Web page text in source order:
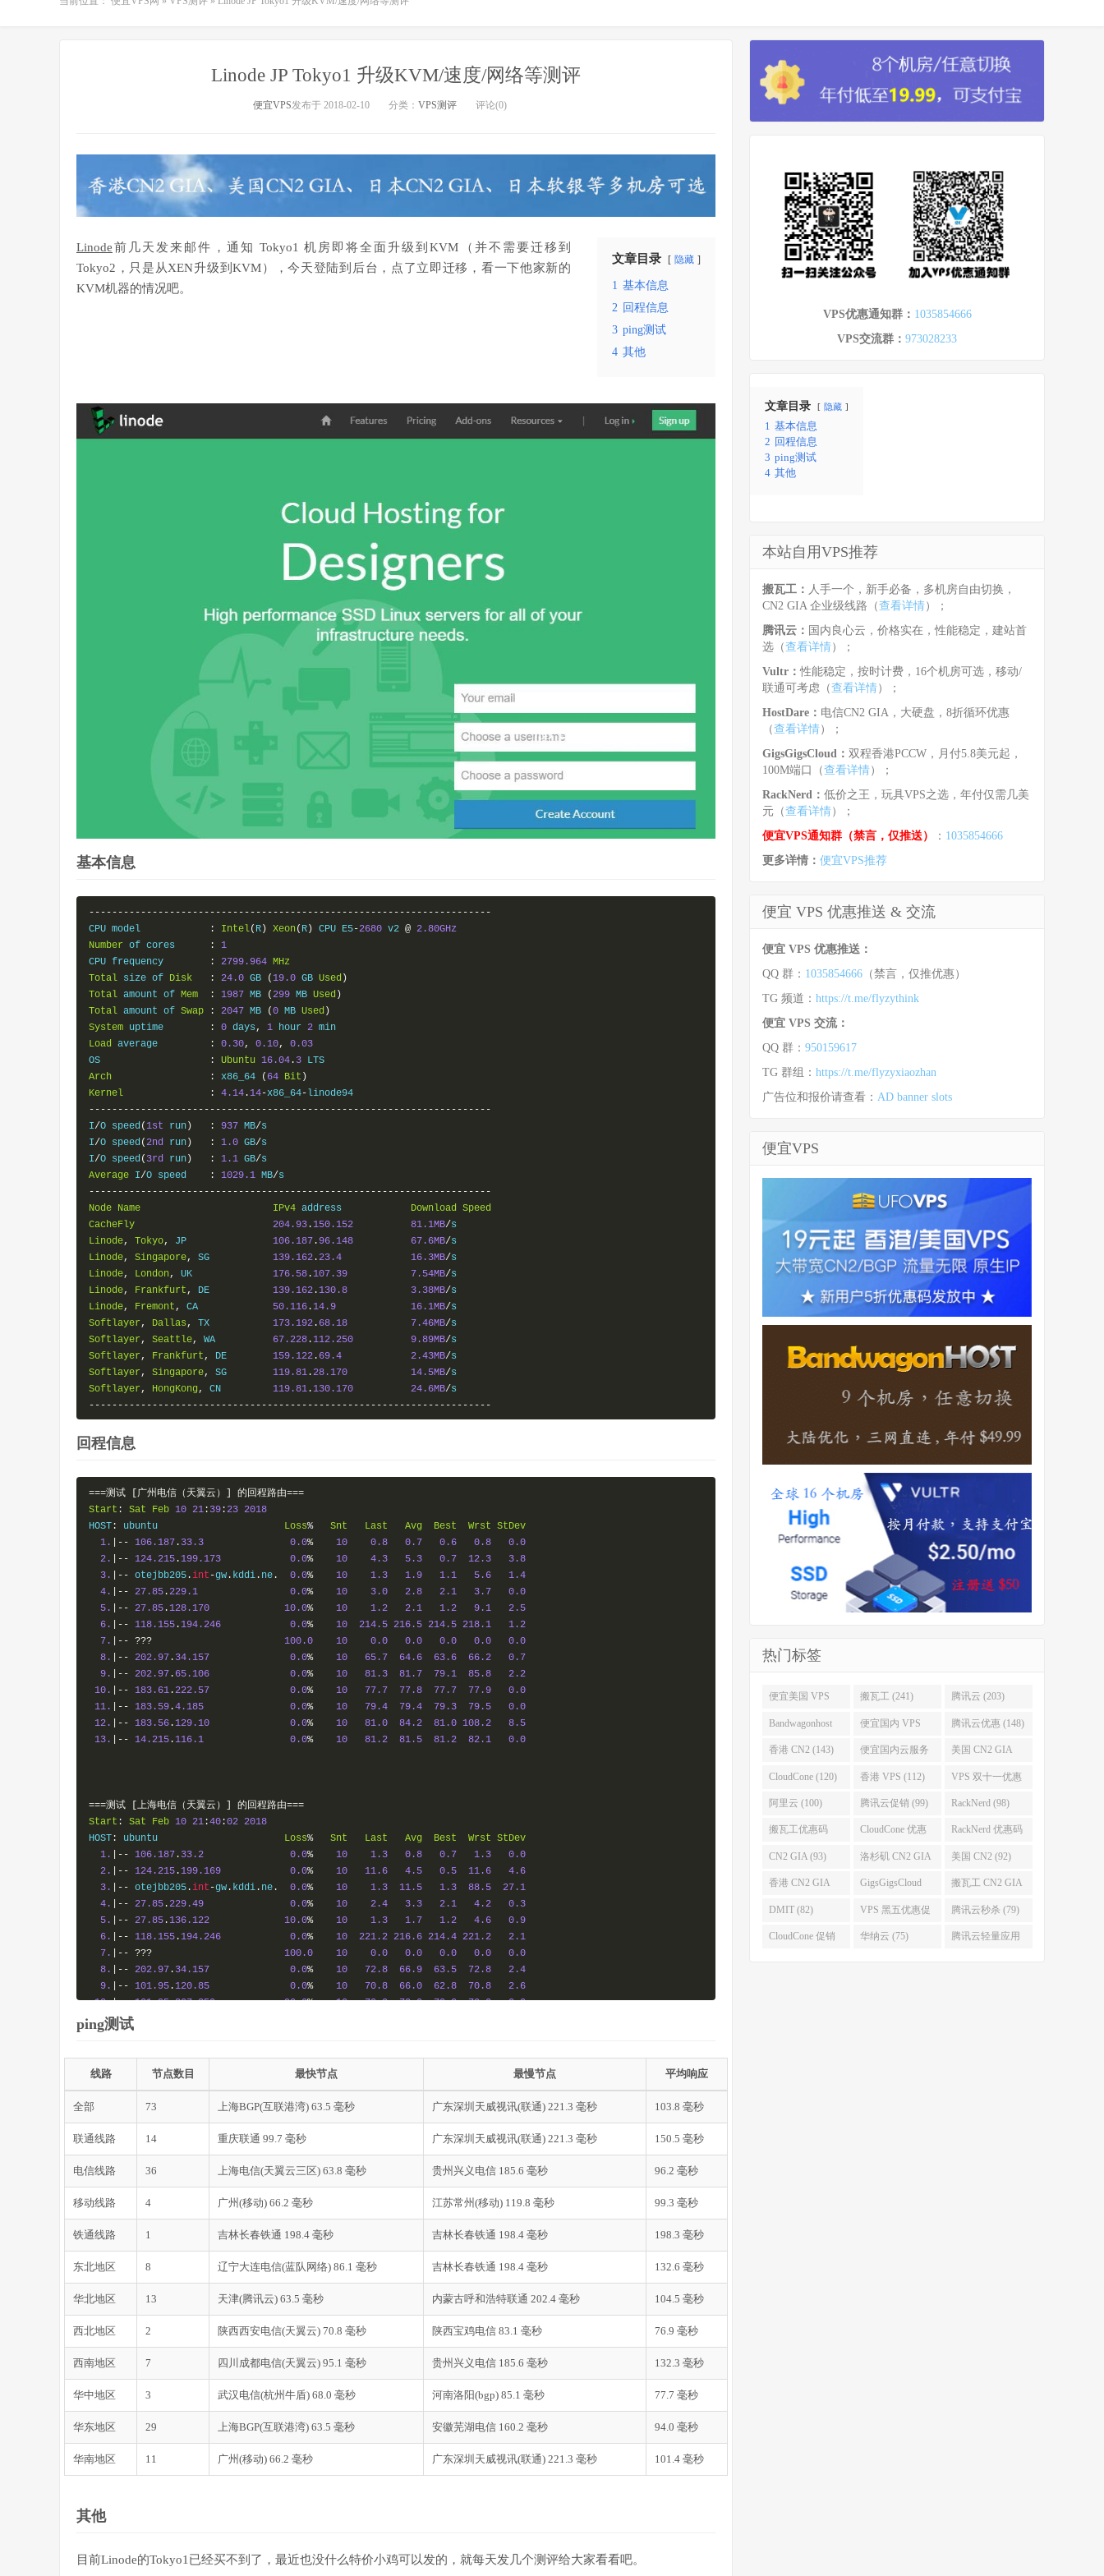
Linode JP Tokyo1 升级KVM/速度/网络等测评
便宜VPS发布于 2018-02-10 分类： VPS测评 评论(0)
文章目录 隐藏
1 基本信息
2
回程信息
3 ping测试
4 其他
Linode前几天发来邮件，通知 Tokyo1 机房即将全面升级到KVM（并不需要迁移到
Tokyo2，只是从XEN升级到KVM），今天登陆到后台，点了立即迁移，看一下他家新的
KVM机器的情况吧。
基本信息
----------------------------------------------------------------------
CPU model
: Intel( R) Xeon( R) CPU E5-2680 v2 @ 2.80GHz
Number of cores :
1
CPU frequency
: 2799.964 MHz
Total size of Disk : 24.0 GB ( 19.0 GB Used )
Total amount of Mem : 1987 MB (299 MB Used )
Total amount of Swap : 2047 MB (0 MB Used )
System uptime : 0 days , 1 hour 2
Load
average : 0.30, 0.10,
0.03
OS
: Ubuntu 16.04 . 3
Arch
: x86_64 ( 64 Bit )
Kernel
: 4.14 . 14-x86_64-
----------------------------------------------------------------------
I/O speed ( 1st run) : 937 MB/s
I/O speed (2nd run) : 1.0 GB/s
I/O speed ( 3rd run) : 1.1 GB/
Average I/O speed : 1029.1 MB/
----------------------------------------------------------------------
Node Name IPv4 address Download
Speed
CacheFly
204.93 . 150.152 81.1MB/
Linode, Tokyo, JP 106.187 .96.148 67.6MB/
Linode, Singapore, SG 139.162 .23.4 16.3MB/
Linode, London, UK 176.58 . 107.39 7.54MB/
Linode, Frankfurt , DE 139.162 . 130.8 3.38MB/
Linode, Fremont , CA 50.116 . 14.9 16.1MB/
Softlayer , Dallas , TX 173.192 . 68.18 7.46MB/
Softlayer , Seattle, WA 67.228 . 112.250 9.89MB/
Softlayer , Frankfurt , DE 159.122 . 69.4 2.43MB/
Softlayer , Singapore, SG 119.81 .28.170 14.5MB/
Softlayer , HongKong, CN 119.81 . 130.170 24.6MB/
----------------------------------------------------------------------
回程信息
===测试 [广州电信（天翼云）]
的回程路由===
Start : Sat Feb 10 21 : 39 :23 2018
HOST : ubuntu Loss% Snt Last Avg Best Wrst StDev
1.
|-- 106.187 . 33.3 0.0% 10 0.8 0.7 0.6 0.8
0.0
2.
|-- 124.215 . 199.173 0.0% 10 4.3 5.3 0.7 12.3
3.8
3.
|-- otejbb205 .int -gw . kddi . ne . 0.0% 10 1.3 1.9 1.1 5.6
1.4
4.
|-- 27.85 .229.1 0.0% 10 3.0 2.8 2.1 3.7
0.0
5.
|-- 27.85 . 128.170 10.0% 10 1.2 2.1 1.2 9.1
2.5
6.
|-- 118.155 . 194.246 0.0% 10 214.5 216.5 214.5 218.1
1.2
7.
|-- ??? 100.0 10 0.0 0.0 0.0 0.0
0.0
8.
|-- 202.97 . 34.157 0.0% 10 65.7 64.6 63.6 66.2
0.7
9.
|-- 202.97 . 65.106 0.0% 10 81.3 81.7 79.1 85.8
2.2
10.
|-- 183.61 .222.57 0.0% 10 77.7 77.8 77.7 77.9
0.0
11.
|-- 183.59 .4.185 0.0% 10 79.4 79.4 79.3 79.5
0.0
12.
|-- 183.56 . 129.10 0.0% 10 81.0 84.2 81.0 108.2
8.5
13.
|-- 14.215 . 116.1 0.0% 10 81.2 81.5 81.2 82.1 0.0
===测试 [上海电信（天翼云）]
的回程路由===
Start : Sat Feb 10 21 :40 :02 2018
HOST : ubuntu Loss% Snt Last Avg Best Wrst StDev
1.
|-- 106.187 . 33.2 0.0% 10 1.3 0.8 0.7 1.3
0.0
2.
|-- 124.215 . 199.169 0.0% 10 11.6 4.5 0.5 11.6
4.6
3.
|-- otejbb205 .int -gw . kddi . ne . 0.0% 10 1.3 11.5 1.3 88.5
27.1
4.
|-- 27.85 .229.49 0.0% 10 2.4 3.3 2.1 4.2
0.3
5.
|-- 27.85 . 136.122 10.0% 10 1.3 1.7 1.2 4.6
0.9
6.
|-- 118.155 . 194.246 0.0% 10 221.2 216.6 214.4 221.2
2.1
7.
|-- ??? 100.0 10 0.0 0.0 0.0 0.0
0.0
8.
|-- 202.97 . 34.157 0.0% 10 72.8 66.9 63.5 72.8
2.4
9.
|-- 101.95 . 120.85 0.0% 10 70.8 66.0 62.8 70.8
2.6
10.|-- 101.95.207.250 90.0% 10 70.0 70.0 70.0 70.0
0.0
11.|--
Start
Sat Feb : 31 2018
1.|-- 106.187 0.0 0.6 0.9
0.0
3.|-- otejbb205 gw .kddi.ne . 0.0% 10 1.1 1.3
0.0
5.|-- 27.85 0.0% 1.2 6.3
1.5
7.|-- 203.208 0.0% 78.5 78.6
0.0
8.|-- 59.43.189.201 0.0% 10 84.1 98.0 84.0 178.9
29.6
9.|-- 59.43 30.0 % 10 91.6 91.5 91.8
0.0
10.|-- 59.43.130.149 0.0% 10 85.3 89.6 85.3 103.8
7.4
11.|-- 59.43 0.0% 95.1 95.5
0.0
12.|-- 27.148.195.54 0.0% 10 89.0 89.1 89.0 89.5
0.0
13.|-- 110.80 0.0% 10 1017. 792.3 1286.
157.7
14.|-- ??? 100.0 10 0.0 0.0 0.0 0.0
0.0
15.|-- ??? 100.0 10 0.0 0.0
0.0
16.|-- 117.28.254.129 0.0% 10 100.7 100.2 97.9 105.2 2.6
===测试 [重庆联通] 的回程路由===
Start
Feb 40 48 2018
HOST: ubuntu Loss% Snt Last Avg Best Wrst StDev
2.
5.|-- 27.85.128.182 0.0% 10 28.4 15.5 1.2 41.5
17.1
ping测试
线路 节点数目 最快节点 最慢节点 平均响应
全部 73 上海BGP(互联港湾) 63.5 毫秒 广东深圳天威视讯(联通) 221.3 毫秒 103.8 毫秒
联通线路 14 重庆联通 99.7 毫秒 广东深圳天威视讯(联通) 221.3 毫秒 150.5 毫秒
电信线路 36 上海电信(天翼云三区) 63.8 毫秒 贵州兴义电信 185.6 毫秒 96.2 毫秒
移动线路 4 广州(移动) 66.2 毫秒 江苏常州(移动) 119.8 毫秒 99.3 毫秒
铁通线路 1 吉林长春铁通 198.4 毫秒 吉林长春铁通 198.4 毫秒 198.3 毫秒
东北地区 8 辽宁大连电信(蓝队网络) 86.1 毫秒 吉林长春铁通 198.4 毫秒 132.6 毫秒
华北地区 13 天津(腾讯云) 63.5 毫秒 内蒙古呼和浩特联通 202.4 毫秒 104.5 毫秒
西北地区 2 陕西西安电信(天翼云) 70.8 毫秒 陕西宝鸡电信 83.1 毫秒 76.9 毫秒
西南地区 7 四川成都电信(天翼云) 95.1 毫秒 贵州兴义电信 185.6 毫秒 132.3 毫秒
华中地区 3 武汉电信(杭州牛盾) 68.0 毫秒 河南洛阳(bgp) 85.1 毫秒 77.7 毫秒
华东地区 29 上海BGP(互联港湾) 63.5 毫秒 安徽芜湖电信 160.2 毫秒 94.0 毫秒
华南地区 11 广州(移动) 66.2 毫秒 广东深圳天威视讯(联通) 221.3 毫秒 101.4 毫秒
其他
目前Linode的Tokyo1已经买不到了，最近也没什么特价小鸡可以发的，就每天发几个测评给大家看看吧。
VPS优惠通知群： 1035854666
VPS交流群： 973028233
文章目录 隐藏
1 基本信息
2 回程信息
3 ping测试
4 其他
本站自用VPS推荐
搬瓦工： 人手一个，新手必备，多机房自由切换，
CN2 GIA 企业级线路（查看详情）；
腾讯云： 国内良心云，价格实在，性能稳定，建站首
选（查看详情）；
Vultr：性能稳定，按时计费，16个机房可选，移动/
联通可考虑（查看详情）；
HostDare： 电信CN2 GIA，大硬盘，8折循环优惠
（查看详情）；
GigsGigsCloud： 双程香港PCCW，月付5.8美元起，
100M端口（查看详情）；
RackNerd： 低价之王，玩具VPS之选，年付仅需几美
元（查看详情）；
便宜VPS通知群（禁言，仅推送）
： 1035854666
更多详情： 便宜VPS推荐
便宜 VPS 优惠推送 & 交流
便宜 VPS 优惠推送：
QQ 群： 1035854666 （禁言，仅推优惠）
TG 频道： https://t.me/flyzythink
便宜 VPS 交流：
QQ 群： 950159617
TG 群组： https://t.me/flyzyxiaozhan
广告位和报价请查看： AD banner slots
便宜VPS
热门标签
便宜美国 VPS
(255)
搬瓦工 (241) 腾讯云 (203)
Bandwagonhost
(188)
便宜国内 VPS
(167)
腾讯云优惠 (148)
香港 CN2 (143) 便宜国内云服务
器 (128)
美国 CN2 GIA
(123)
CloudCone (120) 香港 VPS (112) VPS 双十一优惠
促销 (106)
阿里云 (100) 腾讯云促销 (99) RackNerd (98)
搬瓦工优惠码
(96)
CloudCone 优惠
码 (96)
RackNerd 优惠码
(94)
CN2 GIA (93) 洛杉矶 CN2 GIA
(93)
美国 CN2 (92)
香港 CN2 GIA
(92)
GigsGigsCloud
(85)
搬瓦工 CN2 GIA
(83)
DMIT (82) VPS 黑五优惠促
销整理 (80)
腾讯云秒杀 (79)
CloudCone 促销 华纳云 (75) 腾讯云轻量应用